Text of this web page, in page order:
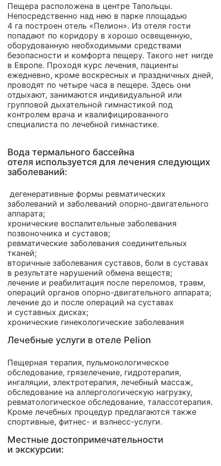
Пещера расположена в центре Тапольцы.
Непосредственно над нею в парке площадью
4 га построен отель «Пелион». Из отеля гости
попадают по коридору в хорошо освещенную,
оборудованную необходимыми средствами
безопасности и комфорта пещеру. Такого нет нигде
в Европе. Проходя курс лечения, пациенты
ежедневно, кроме воскресных и праздничных дней,
проводят по четыре часа в пещере. Здесь они
отдыхают, занимаются индивидуальной или
групповой дыхательной гимнастикой под
контролем врача и квалифицированного
специалиста по лечебной гимнастике.
Вода термального бассейна
отеля используется для лечения следующих
заболеваний:
дегенеративные формы ревматических
заболеваний и заболеваний опорно-двигательного
аппарата;
хронические воспалительные заболевания
позвоночника и суставов;
ревматические заболевания соединительных
тканей;
вторичные заболевания суставов, боли в суставах
в результате нарушений обмена веществ;
лечение и реабилитация после переломов, травм,
операций органов опорно-двигательного аппарата;
лечение до и после операций на суставах
и суставных дисках;
хронические гинекологические заболевания
Лечебные услуги в отеле Pelion
Пещерная терапия, пульмонологическое
обследование, грязелечение, гидротерапия,
ингаляции, электротерапия, лечебный массаж,
обследование на аллергологическую нагрузку,
ревматологическое обследование, талассотерапия.
Кроме лечебных процедур предлагаются также
спортивные, фитнес- и вэлнесс-услуги.
Местные достопримечательности
и экскурсии: